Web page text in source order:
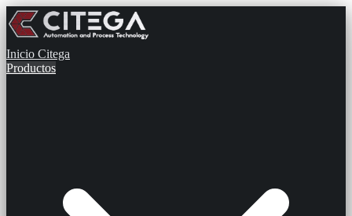
Inicio Citega
Productos